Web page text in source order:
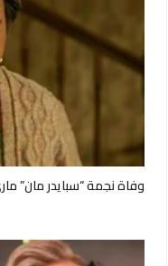
وفاة نجمة “سبايدر مان” ماري